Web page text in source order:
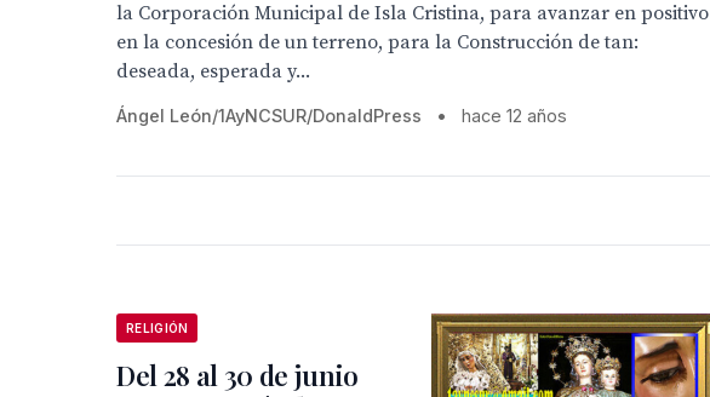
la Corporación Municipal de Isla Cristina, para avanzar en positivo
en la concesión de un terreno, para la Construcción de tan:
deseada, esperada y...
Ángel León/1AyNCSUR/DonaldPress • hace 12 años
RELIGIÓN
Del 28 al 30 de junio